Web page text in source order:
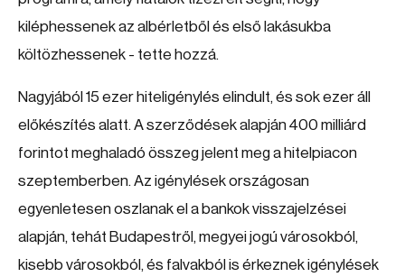
kiléphessenek az albérletből és első lakásukba
költözhessenek - tette hozzá.
Nagyjából 15 ezer hiteligénylés elindult, és sok ezer áll
előkészítés alatt. A szerződések alapján 400 milliárd
forintot meghaladó összeg jelent meg a hitelpiacon
szeptemberben. Az igénylések országosan
egyenletesen oszlanak el a bankok visszajelzései
alapján, tehát Budapestről, megyei jogú városokból,
kisebb városokból, és falvakból is érkeznek igénylések